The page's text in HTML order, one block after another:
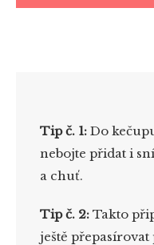
Tip č. 1: Do
nebojte přidat i
a chuť.
Tip č. 2: Takto
ještě přepasírovat